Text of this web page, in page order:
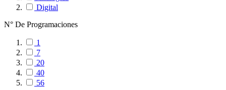
Digital
N° De Programaciones
1
7
20
40
56